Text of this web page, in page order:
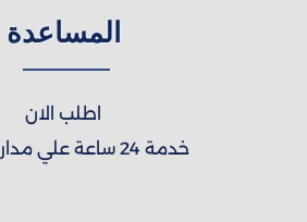
المساعدة
اطلب الان
خدمة 24 ساعة علي مدار الاسبوع